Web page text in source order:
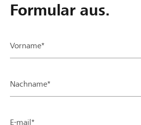
Formular aus.
Vorname*
Nachname*
E-mail*